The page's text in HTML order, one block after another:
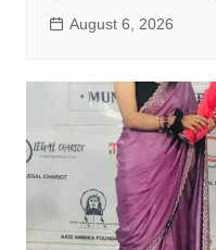
August 6, 2026